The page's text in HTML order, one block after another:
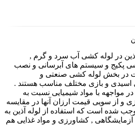
آذین در لوله کشی آب سرد و گرم ,
پکیج و سیستم های آبرسانی و نصب
در بخش لوله کشی صنعتی و
اسیدی و بازی مختلف مناسب هستند .
مواجهه با مواد شیمیایی نسبت به
و از سویی قیمت ارزان آنها در مقایسه
شده است که استفاده از لوله آذین به
آزمایشگاهی , کشاورزی و مواد غذایی هم